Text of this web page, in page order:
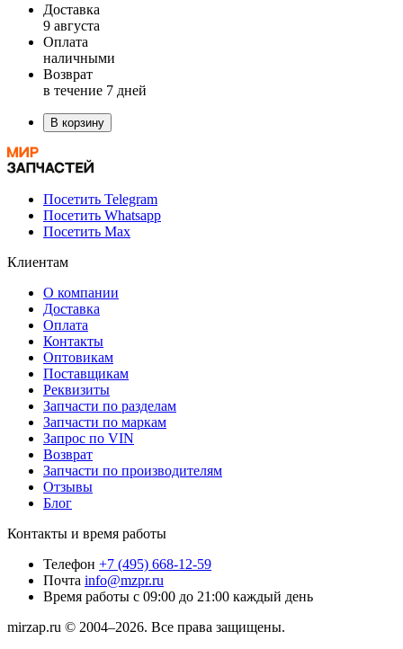
Доставка
9 августа
Оплата
наличными
Возврат
в течение 7 дней
В корзину
Посетить Telegram
Посетить Whatsapp
Посетить Max
Клиентам
О компании
Доставка
Оплата
Контакты
Оптовикам
Поставщикам
Реквизиты
Запчасти по разделам
Запчасти по маркам
Запрос по VIN
Возврат
Запчасти по производителям
Отзывы
Блог
Контакты и время работы
Телефон +7 (495) 668-12-59
Почта info@mzpr.ru
Время работы с 09:00 до 21:00 каждый день
mirzap.ru © 2004–2026. Все права защищены.